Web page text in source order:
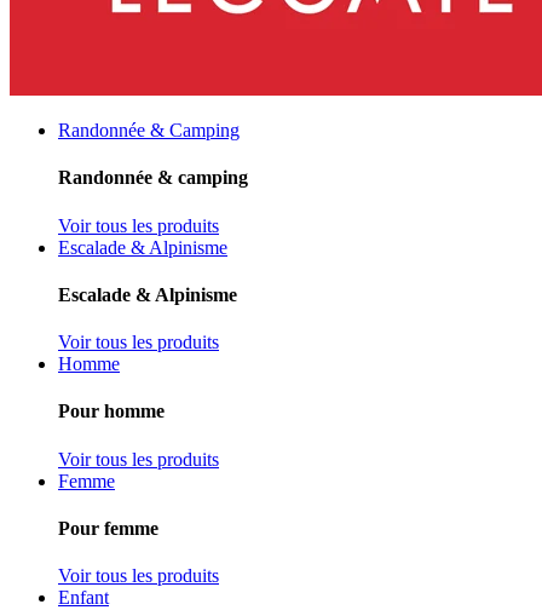
Randonnée & Camping
Randonnée & camping
Voir tous les produits
Escalade & Alpinisme
Escalade & Alpinisme
Voir tous les produits
Homme
Pour homme
Voir tous les produits
Femme
Pour femme
Voir tous les produits
Enfant